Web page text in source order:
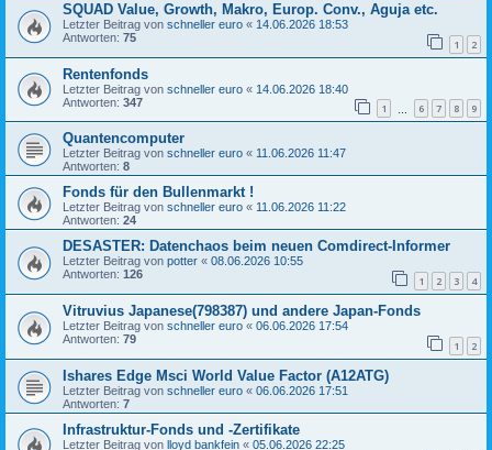
SQUAD Value, Growth, Makro, Europ. Conv., Aguja etc.
Letzter Beitrag von schneller euro « 14.06.2026 18:53
Antworten: 75 1 2
Rentenfonds
Letzter Beitrag von schneller euro « 14.06.2026 18:40
Antworten: 347 1 6 7 8 9
Quantencomputer
Letzter Beitrag von schneller euro « 11.06.2026 11:47
Antworten: 8
Fonds für den Bullenmarkt !
Letzter Beitrag von schneller euro « 11.06.2026 11:22
Antworten: 24
DESASTER: Datenchaos beim neuen Comdirect-Informer
Letzter Beitrag von potter « 08.06.2026 10:55
Antworten: 126 1 2 3 4
Vitruvius Japanese(798387) und andere Japan-Fonds
Letzter Beitrag von schneller euro « 06.06.2026 17:54
Antworten: 79 1 2
Ishares Edge Msci World Value Factor (A12ATG)
Letzter Beitrag von schneller euro « 06.06.2026 17:51
Antworten: 7
Infrastruktur-Fonds und -Zertifikate
Letzter Beitrag von lloyd bankfein « 05.06.2026 22:25